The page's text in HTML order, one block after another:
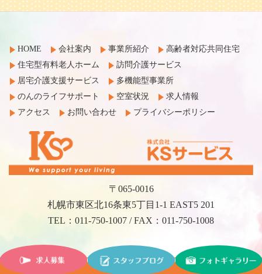
HOME 会社案内 事業所紹介
高齢者対応共同住宅
住宅型有料老人ホーム
訪問介護サービス
居宅介護支援サービス
多機能型事業所
のんのライフサポート
空室状況
求人情報
アクセス
お問い合わせ プライバシーポリシー
〒065-0016
札幌市東区北16条東5丁目1-1 EAST5 201
TEL：011-750-1007 / FAX：011-750-1008
©2017 KS Service